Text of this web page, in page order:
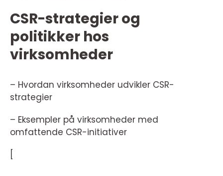
CSR-strategier og
politikker hos
virksomheder
– Hvordan virksomheder udvikler CSR-
strategier
– Eksempler på virksomheder med
omfattende CSR-initiativer